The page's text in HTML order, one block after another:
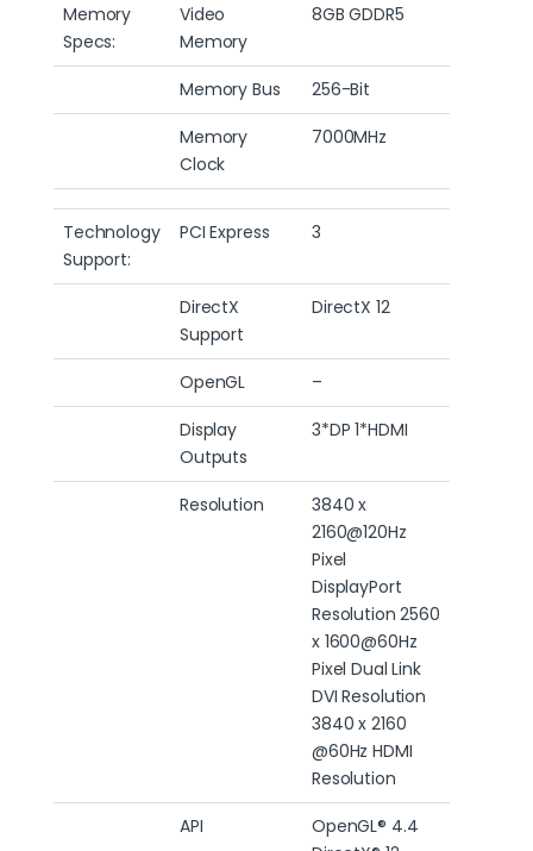
Memory
Specs:
Video
Memory
8GB GDDR5
Memory Bus
256-Bit
Memory
Clock
7000MHz
Technology
Support:
PCI Express 3
DirectX
Support
DirectX 12
OpenGL
–
Display
Outputs
3*DP 1*HDMI
Resolution
3840 x
2160@120Hz
Pixel
DisplayPort
Resolution 2560
x 1600@60Hz
Pixel Dual Link
DVI Resolution
3840 x 2160
@60Hz HDMI
Resolution
API
OpenGL® 4.4